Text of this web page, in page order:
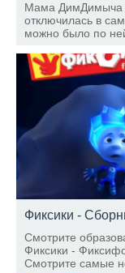
Мама ДимДимыча
отключилась в
можно было по
ДимДимыч и
Смотрите
Фиксики -
Смотрите самые